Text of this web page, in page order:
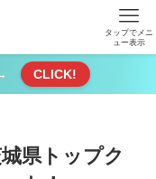
タップでメニ
ュー表示
CLICK!
県トップク